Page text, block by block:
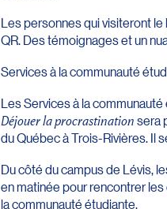
Les personnes qui visiteront le
QR. Des témoignages et un
Services à la communauté
Les Services à la
Déjouer la procrastinationsera
du Québec à Trois-Rivières. Il
Du côté du campus de Lévis,
en matinée pour rencontrer
la communauté étudiante.